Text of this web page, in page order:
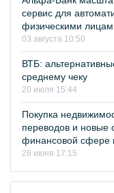
сервис для
физическими
03 августа 10:50
ВТБ:
среднему чеку
20 июля 15:44
Покупка
переводов и новые
финансовой сфере
26 июня 17:15